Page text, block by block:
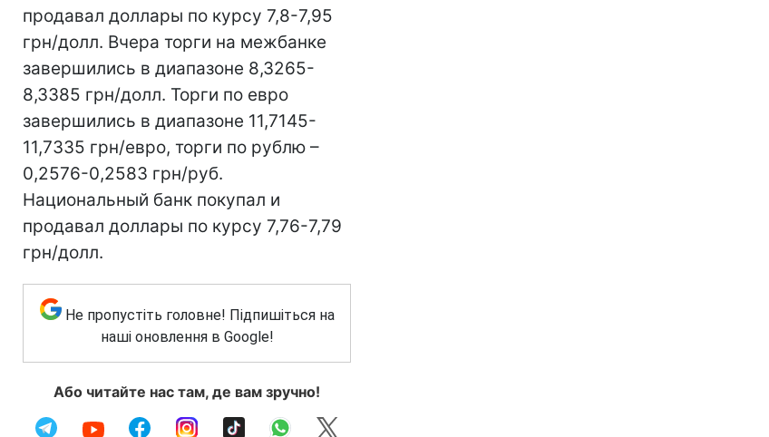
продавал доллары по курсу 7,8-7,95
грн/долл. Вчера торги на межбанке
завершились в диапазоне 8,3265-
8,3385 грн/долл. Торги по евро
завершились в диапазоне 11,7145-
11,7335 грн/евро, торги по рублю –
0,2576-0,2583 грн/руб.
Национальный банк покупал и
продавал доллары по курсу 7,76-7,79
грн/долл.
Не пропустіть головне! Підпишіться на
наші оновлення в Google!
Або читайте нас там, де вам зручно!